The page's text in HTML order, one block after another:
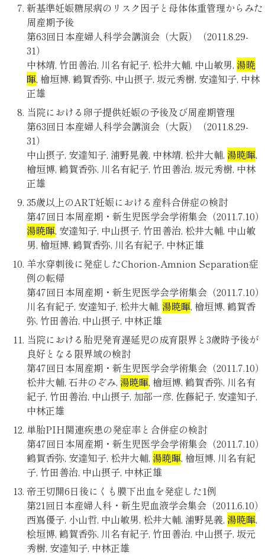
新基準妊娠糖尿病のリスク因子と母体体重管理からみた
周産期予後
第63回日本産婦人科学会講演会（大阪）（2011.8.29-
31）
中林靖, 竹田善治, 川名有紀子, 松井大輔, 中山敏男, 湯暁
暉, 檜垣博, 鶴賀香弥, 中山摂子, 坂元秀樹, 安達知子, 中林
正雄
当院における卵子提供妊娠の予後及び周産期管理
第63回日本産婦人科学会講演会（大阪）（2011.8.29-
31）
中山摂子, 安達知子, 浦野晃義, 中林靖, 松井大輔, 湯暁暉,
檜垣博, 鶴賀香弥, 川名有紀子, 竹田善治, 坂元秀樹, 中林
正雄
35歳以上のART妊娠における産科合併症の検討
第47回日本周産期・新生児医学会学術集会（2011.7.10）
湯暁暉, 安達知子, 中山摂子, 竹田善治, 松井大輔, 中山敏
男, 檜垣博, 鶴賀香弥, 川名有紀子, 中林正雄
羊水穿刺後に発症したChorion-Amnion Separation症
例の転帰
第47回日本周産期・新生児医学会学術集会（2011.7.10）
川名有紀子, 安達知子, 松井大輔, 湯暁暉, 檜垣博, 鶴賀香
弥, 竹田善治, 中山摂子, 中林正雄
当院における胎児発育遅延児の成育限界と3歳時予後が
良好となる限界域の検討
第47回日本周産期・新生児医学会学術集会（2011.7.10）
松井大輔, 石井のぞみ, 湯暁暉, 檜垣博, 鶴賀香弥, 川名有
紀子, 竹田善治, 中山摂子, 加部一彦, 佐藤紀子, 安達知子,
中林正雄
単胎PIH関連疾患の発症率と合併症の検討
第47回日本周産期・新生児医学会学術集会（2011.7.10）
鶴賀香弥, 安達知子, 松井大輔, 湯暁暉, 檜垣博, 川名有紀
子, 竹田善治, 中山摂子, 中林正雄
帝王切開6日後にくも膜下出血を発症した1例
第21回日本産婦人科・新生児血液学会集会（2011.6.10）
西嶌優子, 小山哲, 中山敏男, 松井大輔, 浦野晃義, 湯暁暉,
桧垣博, 鶴賀香弥, 川名有紀子, 竹田善治, 中山摂子, 坂元
秀樹, 安達知子, 中林正雄